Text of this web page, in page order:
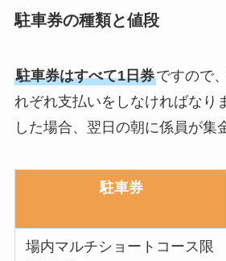
駐車券の種類と値段
駐車券はすべて1日券ですので
れぞれ支払いをしなければなり
した場合、翌日の朝に係員が集
駐車券
場内マルチショートコース限